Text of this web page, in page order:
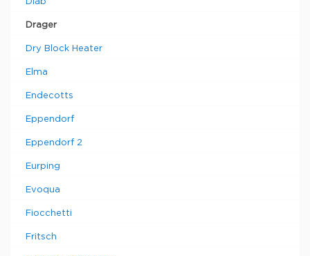
Dlab
Drager
Dry Block Heater
Elma
Endecotts
Eppendorf
Eppendorf 2
Eurping
Evoqua
Fiocchetti
Fritsch